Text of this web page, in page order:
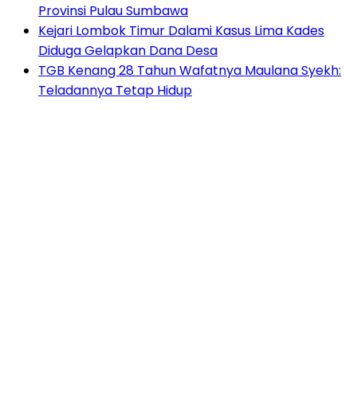
Provinsi Pulau Sumbawa
Kejari Lombok Timur Dalami Kasus Lima Kades
Diduga Gelapkan Dana Desa
TGB Kenang 28 Tahun Wafatnya Maulana Syekh:
Teladannya Tetap Hidup